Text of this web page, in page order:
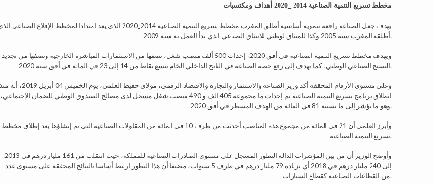
مخطط تسريع التنمية الصناعية 2014 _2020 أهداف ومكتسبات
بهدف جعل الصناعة رافعة تنموية أساسية أطلق المغرب مخطط تسريع التنمية الصناعية 2014_2020 الذي يعد امتدادا لمخطط الإقلاع الصناعي
أطلقه المغرب سنة 2005 وكذا للميثاق لوطني للانبثاق الصناعي الذي بدأ العمل به سنة 2009.
ويهدف مخطط تسريع التنمية الصناعية في أفق 2020، إحداث 500 ألف منصب شغل، نصفها من الاستثمارات المباشرة الخارجية ونصفها من تجديد
النسيج الصناعي الوطني، كما يهدف إلى رفع حصة الصناعة في الناتج الداخلي الخام بتسع نقاط من 14 إلى 23 في المائة في أفق سنة 2020.
وعلى مستوى الأرقام المحققة أكد وزير الصناعة والاستثمار والتجارة والاقتصاد الرقمي، مولاي حفيظ العلمي، يوم الخميس 04 أبريل 2019، أنه منذ
انطلاق برنامج تسريع التنمية الصناعية تم إحداث ما مجموعه 405 الف و 490 منصب شغل مسجل لدى مصالح الصندوق الوطني للضمان الإجتماعي،
وهو ما يؤشر إلى ما نسبته 81 في المائة من الهدف المسطر في أفق 2020.
وأبرز العلمي أن 21 في المائة من مجموع هذه المناصب أحدثت من طرف 10 في المائة من المقاولات الصناعية التي تم إنشاؤها بعد إطلاق مخطط
تسريع التنمية الصناعية.
وأوضح الوزير أن من بين المؤشرات الدالة التطور المسجل على مستوى الصادرات الصناعية للمملكة، حيث انتقلت من 161 مليار درهم في 2013
إلى 240 مليار درهم في 2018 أي بزيادة 79 مليار درهم في ظرف 5 سنوات، مضيفا أن هذا التطور ارتبط أساسا بالنتائج المحققة على مستوى عدد
من القطاعات الصناعية كقطاع السيارات.